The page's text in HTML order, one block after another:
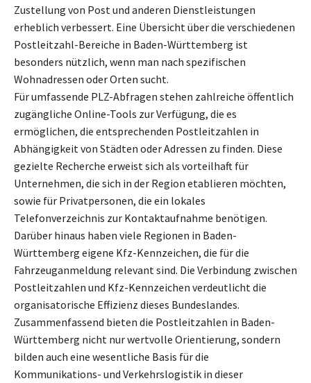
Zustellung von Post und anderen Dienstleistungen
erheblich verbessert. Eine Übersicht über die verschiedenen
Postleitzahl-Bereiche in Baden-Württemberg ist
besonders nützlich, wenn man nach spezifischen
Wohnadressen oder Orten sucht.
Für umfassende PLZ-Abfragen stehen zahlreiche öffentlich
zugängliche Online-Tools zur Verfügung, die es
ermöglichen, die entsprechenden Postleitzahlen in
Abhängigkeit von Städten oder Adressen zu finden. Diese
gezielte Recherche erweist sich als vorteilhaft für
Unternehmen, die sich in der Region etablieren möchten,
sowie für Privatpersonen, die ein lokales
Telefonverzeichnis zur Kontaktaufnahme benötigen.
Darüber hinaus haben viele Regionen in Baden-
Württemberg eigene Kfz-Kennzeichen, die für die
Fahrzeuganmeldung relevant sind. Die Verbindung zwischen
Postleitzahlen und Kfz-Kennzeichen verdeutlicht die
organisatorische Effizienz dieses Bundeslandes.
Zusammenfassend bieten die Postleitzahlen in Baden-
Württemberg nicht nur wertvolle Orientierung, sondern
bilden auch eine wesentliche Basis für die
Kommunikations- und Verkehrslogistik in dieser